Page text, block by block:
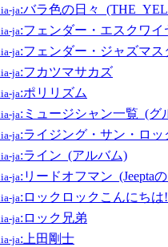
ja:バラ色の日々
ja:フェンダー・エスクワイ
ja:フェンダー・ジャズマス
ja:フカツマサカズ
ja:ポリリズム
ja:ミュージシャン一覧_(グ
ja:ライジング・サン・ロ
ja:ライン_(アルバム)
ja:リードオフマン_(Jeepta
ja:ロックロックこんにちは!
ja:ロック兄弟
ja:上田剛士